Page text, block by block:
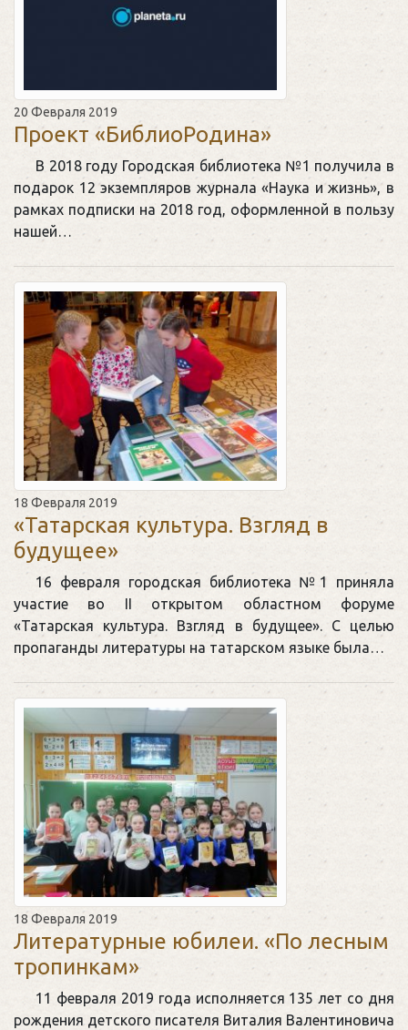
20 Февраля 2019
Проект «БиблиоРодина»
В 2018 году Городская библиотека №1 получила в
подарок 12 экземпляров журнала «Наука и жизнь», в
рамках подписки на 2018 год, оформленной в пользу
нашей…
18 Февраля 2019
«Татарская культура. Взгляд в
будущее»
16 февраля городская библиотека №1 приняла
участие во II открытом областном форуме
«Татарская культура. Взгляд в будущее». С целью
пропаганды литературы на татарском языке была…
18 Февраля 2019
Литературные юбилеи. «По лесным
тропинкам»
11 февраля 2019 года исполняется 135 лет со дня
рождения детского писателя Виталия Валентиновича